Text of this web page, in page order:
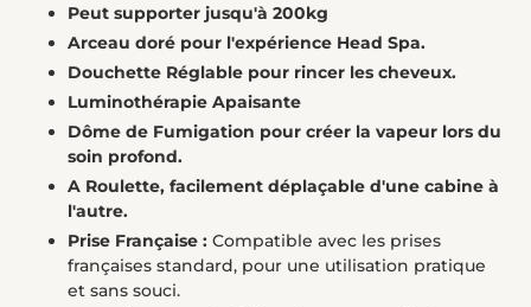
Peut supporter jusqu'à 200kg
Arceau doré pour l'expérience Head Spa.
Douchette Réglable pour rincer les cheveux.
Luminothérapie Apaisante
Dôme de Fumigation pour créer la vapeur lors du
soin profond.
A Roulette, facilement déplaçable d'une cabine à
l'autre.
Prise Française : Compatible avec les prises
françaises standard, pour une utilisation pratique
et sans souci.